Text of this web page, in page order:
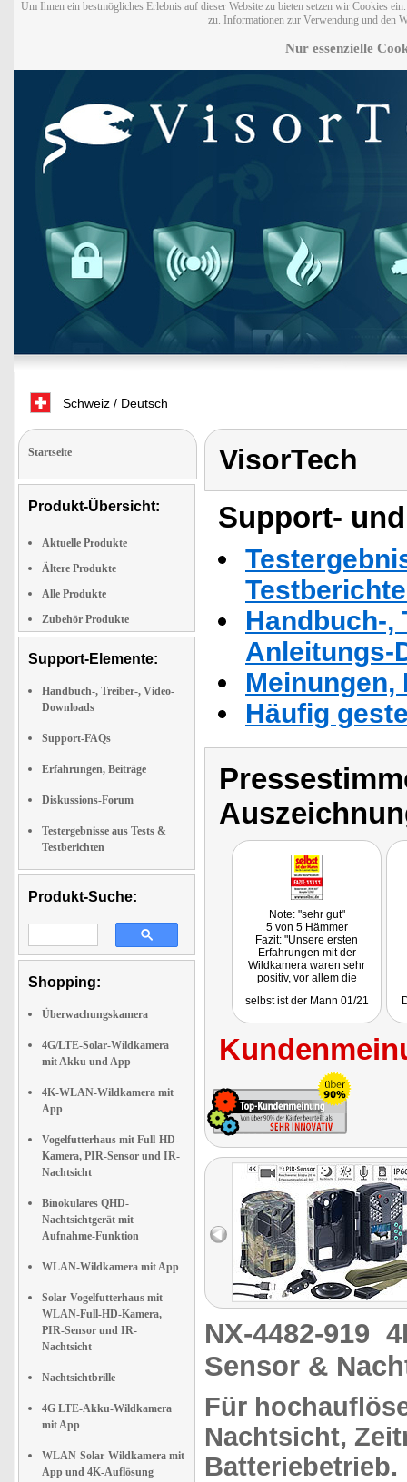
Um Ihnen ein bestmögliches Erlebnis auf dieser Website zu bieten setzen wir Cookies
zu. Informationen zur Verwendung und den
Nur essenzielle
Schweiz / Deutsch
Startseite
Produkt-Übersicht:
Aktuelle Produkte
Ältere Produkte
Alle Produkte
Zubehör Produkte
Support-Elemente:
Handbuch-, Treiber-, Video-
Downloads
Support-FAQs
Erfahrungen, Beiträge
Diskussions-Forum
Testergebnisse aus Tests &
Testberichten
Produkt-Suche:
Shopping:
Überwachungskamera
4G/LTE-Solar-Wildkamera
mit Akku und App
4K-WLAN-Wildkamera mit
App
Vogelfutterhaus mit Full-HD-
Kamera, PIR-Sensor und IR-
Nachtsicht
Binokulares QHD-
Nachtsichtgerät mit
Aufnahme-Funktion
WLAN-Wildkamera mit App
Solar-Vogelfutterhaus mit
WLAN-Full-HD-Kamera,
PIR-Sensor und IR-
Nachtsicht
Nachtsichtbrille
4G LTE-Akku-Wildkamera
mit App
WLAN-Solar-Wildkamera mit
App und 4K-Auflösung
VisorTech
Support-
Handbuch-,
Anleitungs-
Häufig
Note: "sehr gut"
5 von 5 Hämmer
Fazit: "Unsere ersten
Erfahrungen mit der
Wildkamera waren sehr
positiv, vor allem die
und die guten
selbst ist der Mann 01/21
NX-4482-919
Sensor &
Für
Nachtsicht,
Batteriebetrieb.